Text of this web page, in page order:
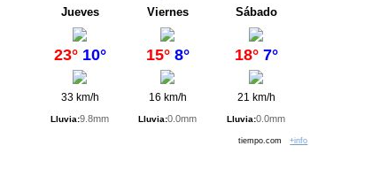
Jueves
23° 10°
33 km/h
Lluvia:9.8mm
Viernes
15° 8°
16 km/h
Lluvia:0.0mm
Sábado
18° 7°
21 km/h
Lluvia:0.0mm
tiempo.com+info